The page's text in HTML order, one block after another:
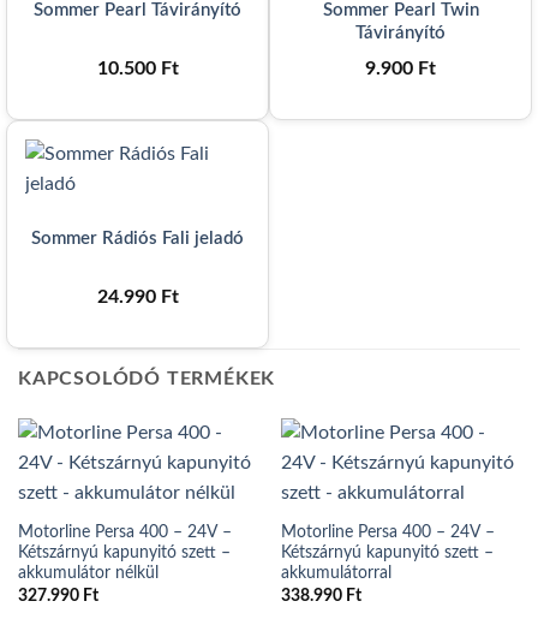
Sommer Pearl Távirányító
10.500 Ft
Sommer Pearl Twin
Távirányító
9.900 Ft
Sommer Rádiós Fali jeladó
24.990 Ft
KAPCSOLÓDÓ TERMÉKEK
Motorline Persa 400 – 24V –
Kétszárnyú kapunyitó szett –
akkumulátor nélkül
327.990 Ft
Motorline Persa 400 – 24V –
Kétszárnyú kapunyitó szett –
akkumulátorral
338.990 Ft